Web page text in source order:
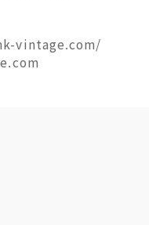
vintage.com/